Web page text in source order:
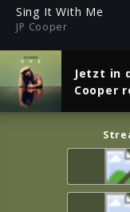
Sing It With Me
JP Cooper
Jetzt in
Cooper